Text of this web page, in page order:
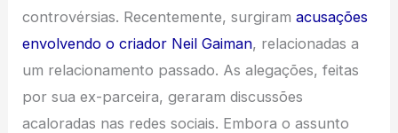
controvérsias. Recentemente, surgiramacusações
envolvendo o criador Neil Gaiman, relacionadas a
um relacionamento passado. As alegações, feitas
por sua ex-parceira, geraram discussões
acaloradas nas redes sociais. Embora o assunto